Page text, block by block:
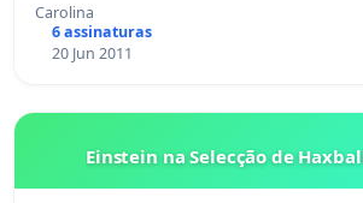
Carolina
6 assinaturas
20 Jun 2011
Einstein na Selecção de